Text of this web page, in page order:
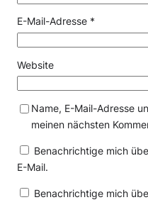
E-Mail-Adresse *
Website
Name, E-Mail-Adresse
meinen nächsten
Benachrichtige mich
E-Mail.
Benachrichtige mich